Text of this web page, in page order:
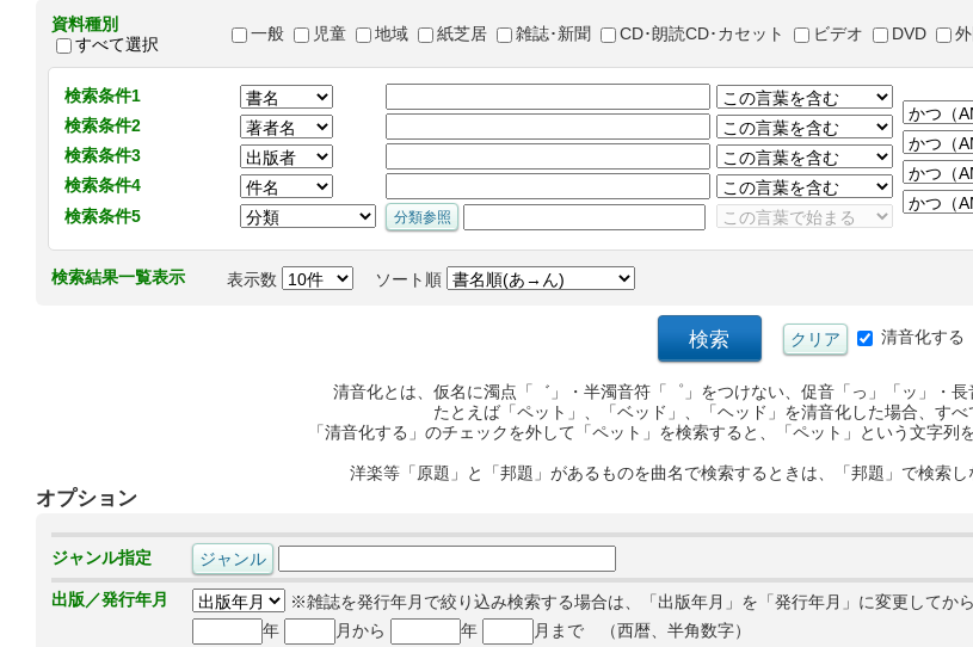
資料種別
すべて選択
一般 児童 地域 紙芝居 雑誌･新聞 CD･朗読CD･カセット ビデオ DVD
検索条件1
検索条件2
検索条件3
検索条件4
検索条件5
検索結果一覧表示 表示数 ソート順
清音化する
清音化とは、仮名に濁点「゛」・半濁音符「゜」をつけない、促音「っ」「ッ」・長
たとえば「ペット」、「ベッド」、「ヘッド」を清音化した場合、すべ
「清音化する」のチェックを外して「ペット」を検索すると、「ペット」という文字列
洋楽等「原題」と「邦題」があるものを曲名で検索するときは、「邦題」で検索し
オプション
ジャンル指定
出版／発行年月
※雑誌を発行年月で絞り込み検索する場合は、「出版年月」を「発行年月」に変更してか
年
月から 年 月まで （西暦、半角数字）